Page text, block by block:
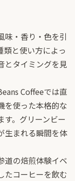
味・香り・色を引
類と使い方によっ
とタイミングを見
Coffeeでは直
を使った本格的な
。グリーンビー
生まれる瞬間を体
道の焙煎体験イベ
たコーヒーを飲む